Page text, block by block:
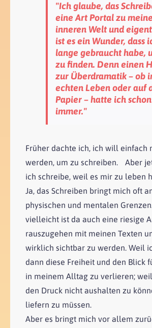
"Ich glaube, das
eine Art Portal zu
inneren Welt und
ist es ein Wunder, dass
lange gebraucht habe,
zu finden. Denn einen
zur Überdramatik – ob
echten Leben oder auf
Papier – hatte ich schon
immer."
Früher dachte ich, ich will einfach
werden, um zu schreiben. Aber
ich schreibe, weil es mir zu leben
Ja, das Schreiben bringt mich oft
physischen und mentalen
vielleicht ist da auch eine riesige
rauszugehen mit meinen Texten
wirklich sichtbar zu werden. Weil
dann diese Freiheit und den Blick
in meinem Alltag zu verlieren;
den Druck nicht aushalten zu
liefern zu müssen.
Aber es bringt mich vor allem